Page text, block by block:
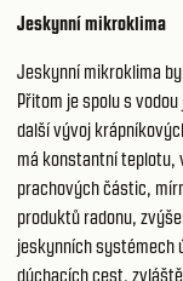
Jeskynní mikroklima
Jeskynní mikroklima
Přitom je spolu s
další vývoj
má konstantní teplotu,
prachových částic,
produktů radonu,
jeskynních systémech
dýchacích cest,